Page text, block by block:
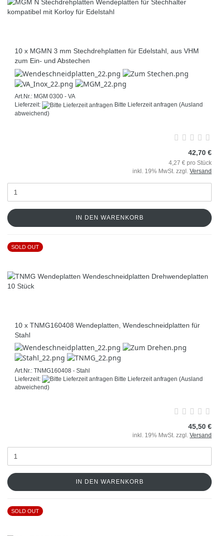
10 x MGMN 3 mm Stechdrehplatten für Edelstahl, aus VHM
zum Ein- und Abstechen
Art.Nr.: MGM 0300 - VA
Lieferzeit:
Bitte Lieferzeit anfragen (Ausland
abweichend)
42,70 €
4,27 € pro Stück
inkl. 19% MwSt. zzgl. Versand
IN DEN WARENKORB
SOLD OUT
10 x TNMG160408 Wendeplatten, Wendeschneidplatten für
Stahl
Art.Nr.: TNMG160408 - Stahl
Lieferzeit:
Bitte Lieferzeit anfragen (Ausland
abweichend)
45,50 €
inkl. 19% MwSt. zzgl. Versand
IN DEN WARENKORB
SOLD OUT